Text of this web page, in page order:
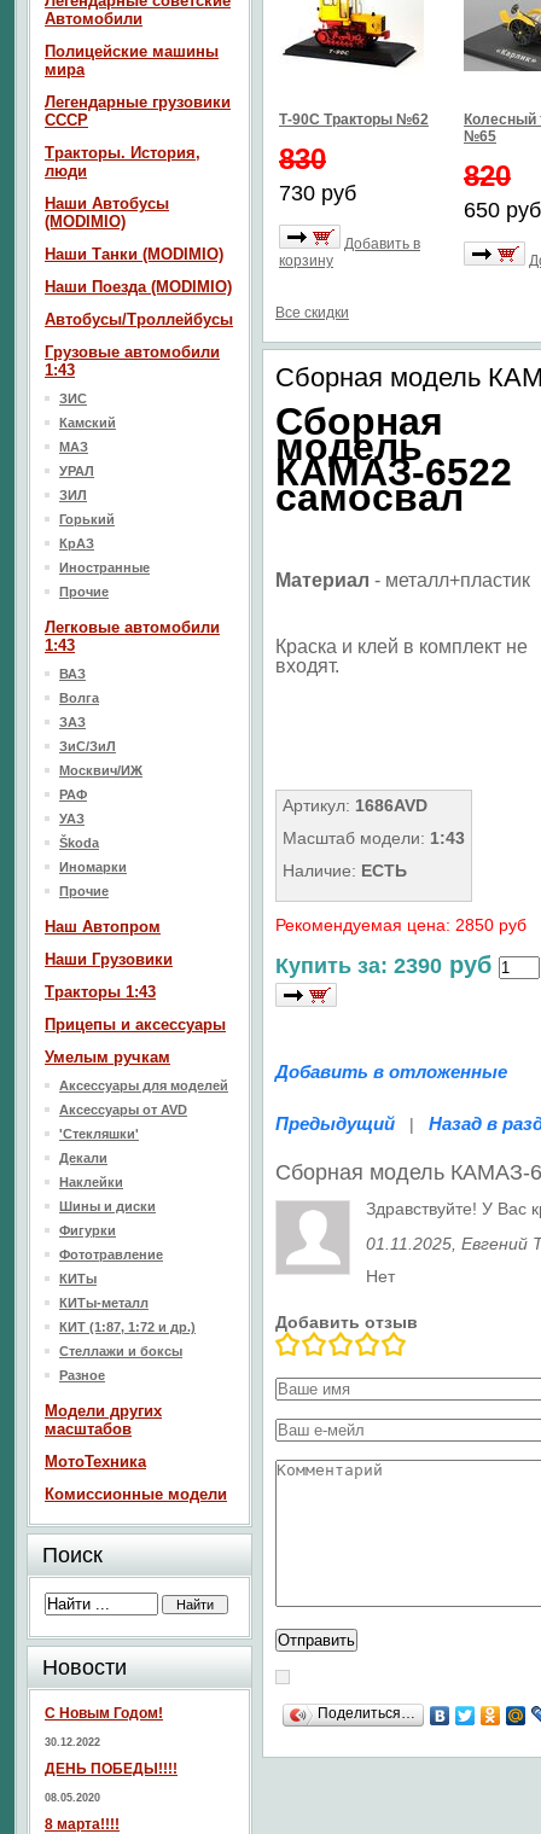
Т-90С Тракторы №62
830
730 руб
Добавить в
корзину
Колесный
№65
820
650 руб
Все скидки
Сборная модель
Сборная
модель
КАМАЗ-6522
самосвал
Материал - металл+пластик
Краска и клей в комплект не
входят.
Артикул: 1686AVD
Масштаб модели: 1:43
Наличие: ЕСТЬ
Рекомендуемая цена: 2850 руб
Купить за: 2390 руб
Добавить в отложенные
Предыдущий | Назад в
Сборная модель КАМАЗ-
Здравствуйте! У Вас
01.11.2025 , Евгений
Нет
Добавить отзыв
Поделиться…
Автомобили
Полицейские машины
мира
Легендарные грузовики
СССР
Тракторы. История,
люди
Наши Автобусы
(MODIMIO)
Наши Танки (MODIMIO)
Наши Поезда (MODIMIO)
Автобусы/Троллейбусы
Грузовые автомобили
1:43
ЗИС
Камский
МАЗ
УРАЛ
ЗИЛ
Горький
КрАЗ
Иностранные
Прочие
Легковые автомобили
1:43
ВАЗ
Волга
ЗАЗ
ЗиС/ЗиЛ
Москвич/ИЖ
РАФ
УАЗ
Škoda
Иномарки
Прочие
Наш Aвтопром
Наши Грузовики
Тракторы 1:43
Прицепы и аксессуары
Умелым ручкам
Аксессуары для моделей
Аксессуары от AVD
'Стекляшки'
Декали
Наклейки
Шины и диски
Фигурки
Фототравление
КИТы
КИТы-металл
КИТ (1:87, 1:72 и др.)
Стеллажи и боксы
Разное
Модели других
масштабов
МотоТехника
Комиссионные модели
Поиск
Новости
С Новым Годом!
30.12.2022
ДЕНЬ ПОБЕДЫ!!!!
08.05.2020
8 марта!!!!